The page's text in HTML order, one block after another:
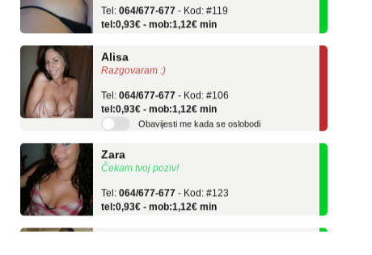
tel:0,93€ - mob:1,12€ min
Razgovaram :)
064/677-677
tel:0,93€ - mob:1,12€ min
Obavijesti me kada se oslobodi
Čekam tvoj poziv!
064/677-677
tel:0,93€ - mob:1,12€ min